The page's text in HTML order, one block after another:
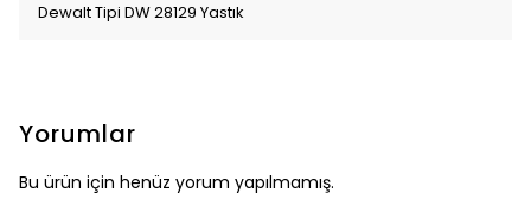
Dewalt Tipi DW 28129 Yastık
Yorumlar
Bu ürün için henüz yorum yapılmamış.